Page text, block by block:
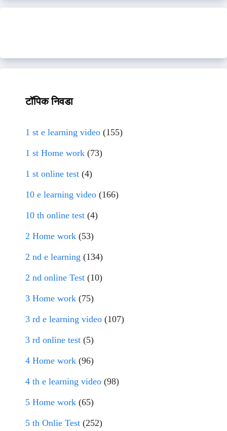
टॉपिक निवडा
1 st e learning video (155)
1 st Home work (73)
1 st online test (4)
10 e learning video (166)
10 th online test (4)
2 Home work (53)
2 nd e learning (134)
2 nd online Test (10)
3 Home work (75)
3 rd e learning video (107)
3 rd online test (5)
4 Home work (96)
4 th e learning video (98)
5 Home work (65)
5 th Onlie Test (252)